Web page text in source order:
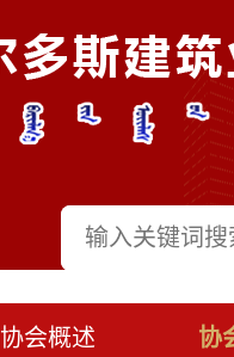
协会概述 协